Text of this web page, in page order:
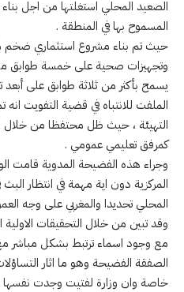
الصعيد المحلي استغلتها من اجل
المسموح بها في المنطقة .
حيث تم بناء مشروع استثماري ضخم
وتجهيزات صحية على خمسة طوابق مع
يسمح بأكثر من ثلاثة طوابق على أبعد
الملفت للانتباه في قضية التفويت
التهيئة ، حيث ظل محتفظا من خلال
كمرفق تعليمي عمومي .
وجراء هذه الفضيحة المدوية قامت
المركزية دون اية مهمة في انتظار البث
المحلي تحديدا والمغربي على وجه
وقد تبين من خلال التحقيقات
مع وجود اسماء ترتبط بشكل مباشر
الصفقة الفضيحة وهو ما اثار
خاصة وان وزارة لفتيت وجدت نفسها